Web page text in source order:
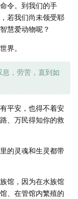
令。到我们的手
若我们尚未领受耶
慧爱动物呢？
界。
，劳苦，直到如
平安，也得不着安
、万民得知你的救
的灵魂和生灵都带
馆，因为在水族馆
、在管馆内繁殖的